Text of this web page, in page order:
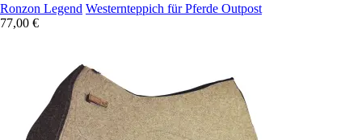
Ronzon Legend Westernteppich für Pferde Outpost
77,00 €